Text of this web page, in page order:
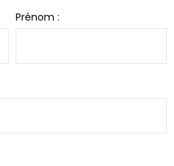
Prénom :